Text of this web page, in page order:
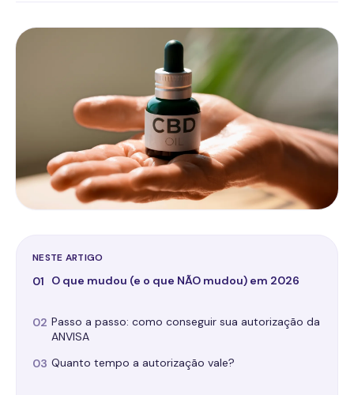
NESTE ARTIGO
01 O que mudou (e o que NÃO mudou) em 2026
02 Passo a passo: como conseguir sua autorização da
ANVISA
03 Quanto tempo a autorização vale?